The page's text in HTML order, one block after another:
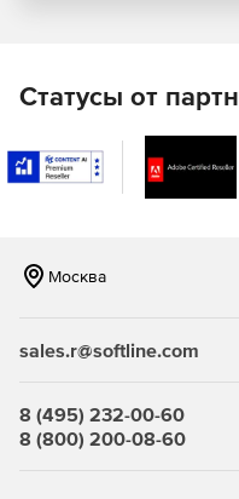
Современная
экран
браузера и функция
уязвимости (GE)
загрузки
получать ясную
Статусы от
Москва
sales.r@softline.com
8 (495) 232-00-60
8 (800) 200-08-60